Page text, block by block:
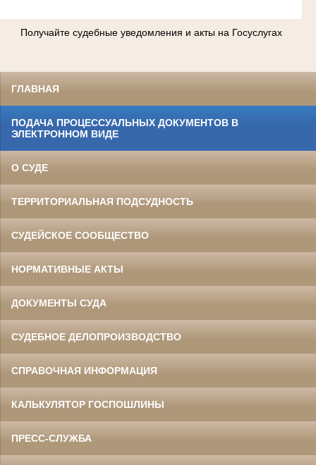
Получайте судебные уведомления и акты на Госуслугах
ГЛАВНАЯ
ПОДАЧА ПРОЦЕССУАЛЬНЫХ ДОКУМЕНТОВ В
ЭЛЕКТРОННОМ ВИДЕ
О СУДЕ
ТЕРРИТОРИАЛЬНАЯ ПОДСУДНОСТЬ
СУДЕЙСКОЕ СООБЩЕСТВО
НОРМАТИВНЫЕ АКТЫ
ДОКУМЕНТЫ СУДА
СУДЕБНОЕ ДЕЛОПРОИЗВОДСТВО
СПРАВОЧНАЯ ИНФОРМАЦИЯ
КАЛЬКУЛЯТОР ГОСПОШЛИНЫ
ПРЕСС-СЛУЖБА